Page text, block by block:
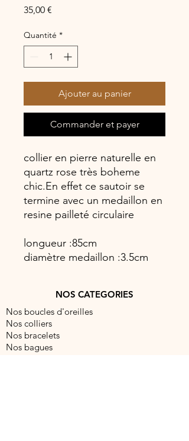
35,00 €
Quantité *
Ajouter au panier
Commander et payer
collier en pierre naturelle en
quartz rose très boheme
chic.En effet ce sautoir se
termine avec un medaillon en
resine pailleté circulaire
longueur :85cm
diamètre medaillon :3.5cm
NOS CATEGORIES
Nos boucles d'oreilles
Nos colliers
Nos bracelets
Nos bagues